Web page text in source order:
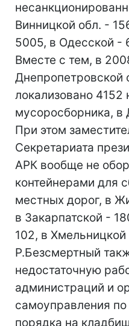
Винницкой обл. -
5005, в Одесской -
Вместе с тем, в
Днепропетровской
локализовано
мусоросборника, в
При этом
Секретариата
АРК вообще не
контейнерами для
местных дорог, в
в Закарпатской -
102, в Хмельницкой
Р.Безсмертный
недостаточную
администраций и
самоуправления
порядка на